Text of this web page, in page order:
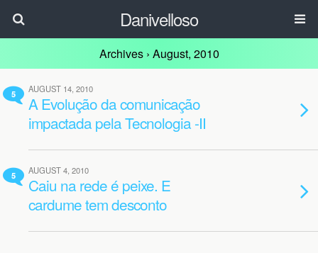
Danivelloso
Archives › August, 2010
5 AUGUST 14, 2010
A Evolução da comunicação
impactada pela Tecnologia -II
5 AUGUST 4, 2010
Caiu na rede é peixe. E
cardume tem desconto